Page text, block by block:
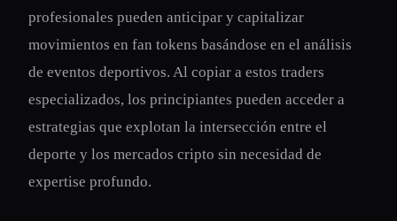
profesionales pueden anticipar y capitalizar
movimientos en fan tokens basándose en el análisis
de eventos deportivos. Al copiar a estos traders
especializados, los principiantes pueden acceder a
estrategias que explotan la intersección entre el
deporte y los mercados cripto sin necesidad de
expertise profundo.